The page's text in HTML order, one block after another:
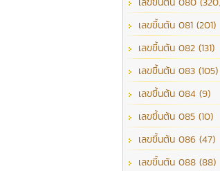
เลขขึ้นต้น 081 (201)
เลขขึ้นต้น 082 (131)
เลขขึ้นต้น 083 (105)
เลขขึ้นต้น 084 (9)
เลขขึ้นต้น 085 (10)
เลขขึ้นต้น 086 (47)
เลขขึ้นต้น 088 (88)